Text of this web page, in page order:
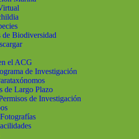
de Biodiversidad
el ACG
de Investigación
de Largo Plazo
de Investigación